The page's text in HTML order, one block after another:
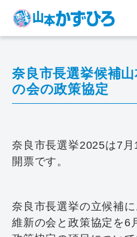
奈良市長選挙候補
の会の政策協定
奈良市長選挙2025は7
開票です。
奈良市長選挙の立候補
維新の会と政策協定を6